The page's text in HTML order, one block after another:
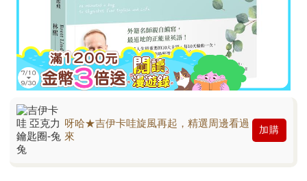
呀哈★吉伊卡哇旋風再起，精選周邊看過
來
加購